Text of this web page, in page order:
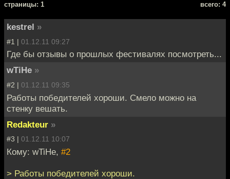
cтраницы: 1 всего: 4
kestrel »
#1 | 01.12.11 09:27
Где бы отзывы о прошлых фестивалях посмотреть...
wTiHe »
#2 | 01.12.11 09:35
Работы победителей хороши. Смело можно на
стенку вешать.
Redakteur »
#3 | 01.12.11 10:07
Кому: wTiHe, #2
> Работы победителей хороши.